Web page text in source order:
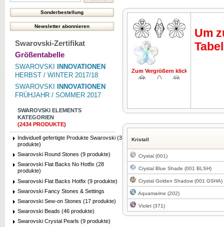
Swarovski-Zertifikat
Größentabelle
SWAROVSKI
INNOVATIONEN
HERBST / WINTER 2017/18
SWAROVSKI
INNOVATIONEN
FRÜHJAHR / SOMMER 2017
SWAROVSKI ELEMENTS
KATEGORIEN
(2434 PRODUKTE)
Individuell gefertigte Produkte Swarovski (3
produkte)
Swarovski Round Stones (9 produkte)
Swarovski Flat Backs No Hotfix (28
produkte)
Swarovski Flat Backs Hotfix (9 produkte)
Swarovski Fancy Stones & Settings
Swarovski Sew-on Stones (17 produkte)
Swarovski Beads (46 produkte)
Swarovski Crystal Pearls (9 produkte)
Zum Vergrößern klicken
Zum Vergrößern klicken
Um
Kristall
Crystal (001)
Crystal Blue Shade (001 BLSH)
Crystal Golden Shadow (001 GSHA)
Aquamarine (202)
Violet (371)